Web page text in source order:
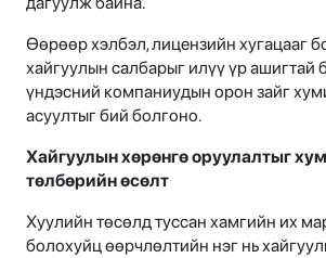
Өөрөөр хэлбэл, лицензийн хугацааг
хайгуулын салбарыг илүү үр ашигтай
үндэсний компаниудын орон зайг
асуултыг бий болгоно.
Хайгуулын хөрөнгө оруулалтыг
төлбөрийн өсөлт
Хуулийн төсөлд туссан хамгийн их
болохуйц өөрчлөлтийн нэг нь